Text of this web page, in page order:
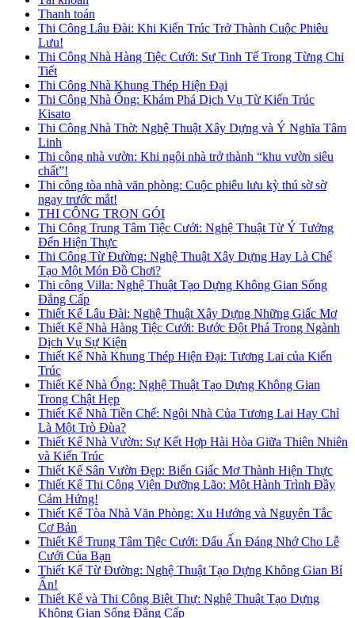
Thanh toán
Thi Công Lâu Đài: Khi Kiến Trúc Trở Thành Cuộc Phiêu
Lưu!
Thi Công Nhà Hàng Tiệc Cưới: Sự Tinh Tế Trong Từng Chi
Tiết
Thi Công Nhà Khung Thép Hiện Đại
Thi Công Nhà Ống: Khám Phá Dịch Vụ Từ Kiến Trúc
Kisato
Thi Công Nhà Thờ: Nghệ Thuật Xây Dựng và Ý Nghĩa Tâm
Linh
Thi công nhà vườn: Khi ngôi nhà trở thành “khu vườn siêu
chất”!
Thi công tòa nhà văn phòng: Cuộc phiêu lưu kỳ thú sờ sờ
ngay trước mắt!
THI CÔNG TRỌN GÓI
Thi Công Trung Tâm Tiệc Cưới: Nghệ Thuật Từ Ý Tưởng
Đến Hiện Thực
Thi Công Từ Đường: Nghệ Thuật Xây Dựng Hay Là Chế
Tạo Một Món Đồ Chơi?
Thi công Villa: Nghệ Thuật Tạo Dựng Không Gian Sống
Đẳng Cấp
Thiết Kế Lâu Đài: Nghệ Thuật Xây Dựng Những Giấc Mơ
Thiết Kế Nhà Hàng Tiệc Cưới: Bước Đột Phá Trong Ngành
Dịch Vụ Sự Kiện
Thiết Kế Nhà Khung Thép Hiện Đại: Tương Lai của Kiến
Trúc
Thiết Kế Nhà Ống: Nghệ Thuật Tạo Dựng Không Gian
Trong Chật Hẹp
Thiết Kế Nhà Tiền Chế: Ngôi Nhà Của Tương Lai Hay Chỉ
Là Một Trò Đùa?
Thiết Kế Nhà Vườn: Sự Kết Hợp Hài Hòa Giữa Thiên Nhiên
và Kiến Trúc
Thiết Kế Sân Vườn Đẹp: Biến Giấc Mơ Thành Hiện Thực
Thiết Kế Thi Công Viện Dưỡng Lão: Một Hành Trình Đầy
Cảm Hứng!
Thiết Kế Tòa Nhà Văn Phòng: Xu Hướng và Nguyên Tắc
Cơ Bản
Thiết Kế Trung Tâm Tiệc Cưới: Dấu Ấn Đáng Nhớ Cho Lễ
Cưới Của Bạn
Thiết Kế Từ Đường: Nghệ Thuật Tạo Dựng Không Gian Bí
Ẩn!
Thiết Kế và Thi Công Biệt Thự: Nghệ Thuật Tạo Dựng
Không Gian Sống Đẳng Cấp